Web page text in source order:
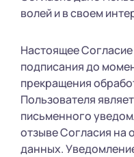
волей и в своем
Настоящее
подписания до
прекращения
Пользователя
письменного
отзыве Согласия на
данных.